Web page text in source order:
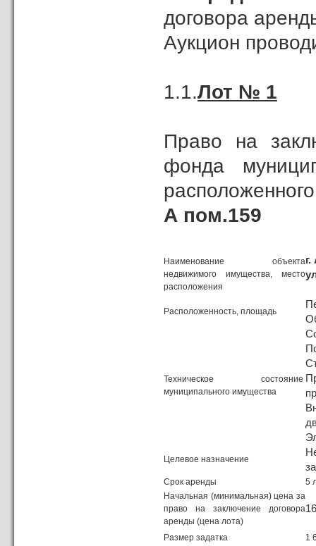
договора
Аукцион
1.1.Лот № 1
Право на
фонда
А пом.159
Наименование объекта
недвижимого имущества, место
расположения
Расположенность, площадь
Техническое состояние
муниципального имущества
Целевое назначение
Срок аренды
5
Начальная (минимальная) цена за
право на заключение договора
аренды (цена лота)
Размер задатка
1